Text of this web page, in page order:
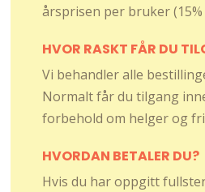
årsprisen per bruker (15%
HVOR RASKT FÅR DU
Vi behandler alle
Normalt får du tilgang
forbehold om helger og
HVORDAN BETALER DU?
Hvis du har oppgitt